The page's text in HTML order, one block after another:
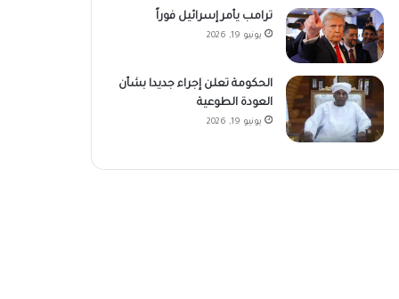
ترامب يأمر إسرائيل فوراً
يونيو 19, 2026
الحكومة تعلن إجراء جديدا بشأن
العودة الطوعية
يونيو 19, 2026